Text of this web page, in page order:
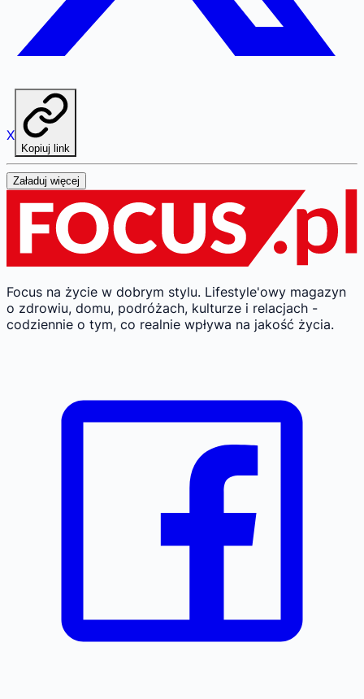
X
Kopiuj link
Załaduj więcej
Focus na życie w dobrym stylu. Lifestyle'owy magazyn
o zdrowiu, domu, podróżach, kulturze i relacjach -
codziennie o tym, co realnie wpływa na jakość życia.